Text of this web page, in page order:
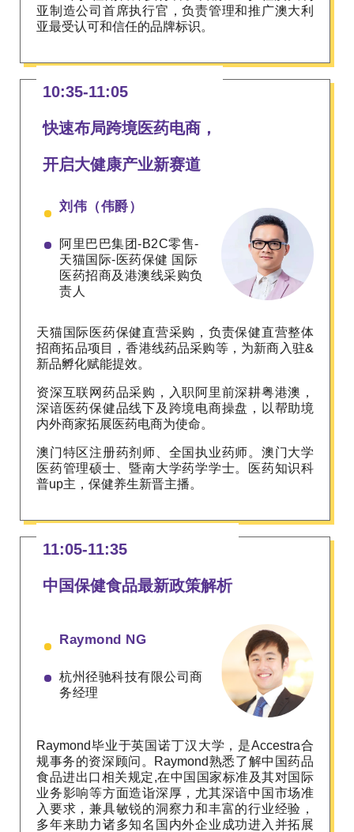
亚制造公司首席执行官，负责管理和推广澳大利
亚最受认可和信任的品牌标识。
10:35-11:05
快速布局跨境医药电商，
开启大健康产业新赛道
刘伟（伟爵）
阿里巴巴集团-B2C零售-
天猫国际-医药保健 国际
医药招商及港澳线采购负
责人
天猫国际医药保健直营采购，负责保健直营整体
招商拓品项目，香港线药品采购等，为新商入驻&
新品孵化赋能提效。
资深互联网药品采购，入职阿里前深耕粤港澳，
深谙医药保健品线下及跨境电商操盘，以帮助境
内外商家拓展医药电商为使命。
澳门特区注册药剂师、全国执业药师。澳门大学
医药管理硕士、暨南大学药学学士。医药知识科
普up主，保健养生新晋主播。
11:05-11:35
中国保健食品最新政策解析
Raymond NG
杭州径驰科技有限公司商
务经理
Raymond毕业于英国诺丁汉大学，是Accestra合
规事务的资深顾问。Raymond熟悉了解中国药品
食品进出口相关规定,在中国国家标准及其对国际
业务影响等方面造诣深厚，尤其深谙中国市场准
入要求，兼具敏锐的洞察力和丰富的行业经验，
多年来助力诸多知名国内外企业成功进入并拓展